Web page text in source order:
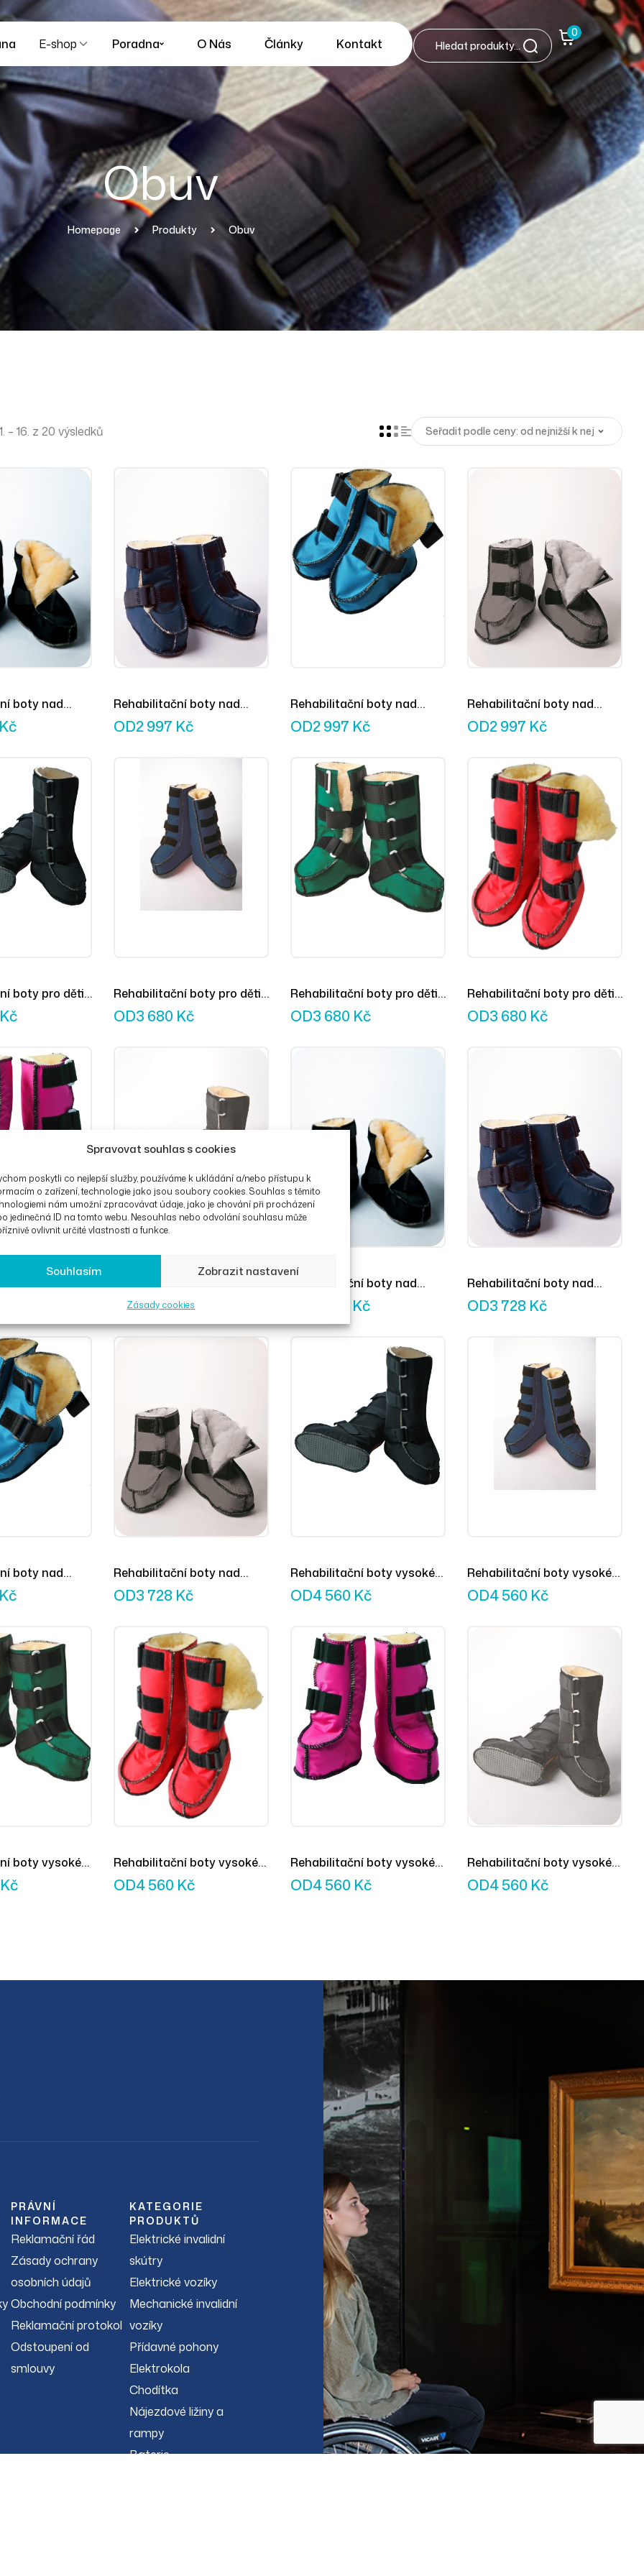
Spravovat souhlas s cookies
poskytli co nejlepší služby, používáme k ukládání a/nebo přístupu k
o zařízení, technologie jako jsou soubory cookies. Souhlas s těmito
nám umožní zpracovávat údaje, jako je chování při procházení
jedinečná ID na tomto webu. Nesouhlas nebo odvolání souhlasu může
ovlivnit určité vlastnosti a funkce.
Souhlasím Zobrazit nastavení
Zásady cookies
E-shop Poradna O Nás Články Kontakt
0
Obuv
Homepage Produkty Obuv
– 16. z 20 výsledků
boty nad
černé
Kč
Rehabilitační boty nad
kotníky pro děti námořní
OD2 997 Kč
Rehabilitační boty nad
kotníky pro děti světle
OD2 997 Kč
Rehabilitační boty nad
kotníky pro děti šedé
OD2 997 Kč
boty pro děti
Kč
Rehabilitační boty pro děti
vysoké námořní modrá
OD3 680 Kč
Rehabilitační boty pro děti
vysoké zelené
OD3 680 Kč
Rehabilitační boty pro děti
vysoké červené
OD3 680 Kč
boty pro děti
vysoké šedé
OD3 680Kč
Rehabilitační boty nad
kotníky černé
Kč
Rehabilitační boty nad
kotníky námořní modrá
OD3 728 Kč
boty nad
modré
Kč
Rehabilitační boty nad
kotníky šedé
OD3 728 Kč
Rehabilitační boty vysoké
černé
OD4 560 Kč
Rehabilitační boty vysoké
námořní modrá
OD4 560 Kč
boty vysoké
Kč
Rehabilitační boty vysoké
červené
OD4 560 Kč
Rehabilitační boty vysoké
růžové
OD4 560 Kč
Rehabilitační boty vysoké
šedé
OD4 560 Kč
PRÁVNÍ
INFORMACE
Reklamační řád
Zásady ochrany
osobních údajů
Obchodní podmínky
Reklamační protokol
Odstoupení od
smlouvy
KATEGORIE
PRODUKTŮ
Elektrické invalidní
skútry
Elektrické vozíky
Mechanické invalidní
vozíky
Přídavné pohony
Elektrokola
Chodítka
Nájezdové ližiny a
rampy
Baterie